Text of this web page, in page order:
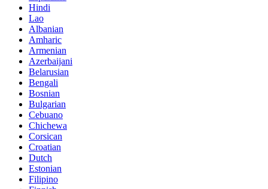
Hindi
Lao
Albanian
Amharic
Armenian
Azerbaijani
Belarusian
Bengali
Bosnian
Bulgarian
Cebuano
Chichewa
Corsican
Croatian
Dutch
Estonian
Filipino